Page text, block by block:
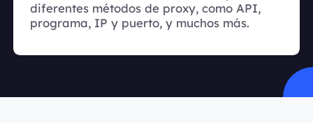
diferentes métodos de proxy, como API,
programa, IP y puerto, y muchos más.